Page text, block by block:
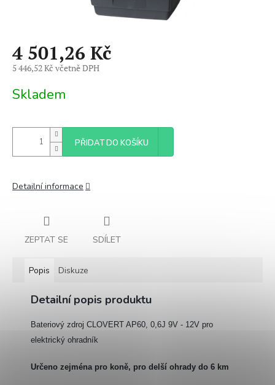
4 501,26 Kč
5 446,52 Kč včetně DPH
cena:
Skladem
PŘIDAT DO KOŠÍKU
Detailní informace
ZEPTAT SE SDÍLET
Popis Diskuze
Detailní popis produktu
Bateriový zdroj CLOVERT AP60, 0,6J 9V - 12V pro
elektrický ohradník
Určeno zejména pro koně, pro delší ohrady do 6 km